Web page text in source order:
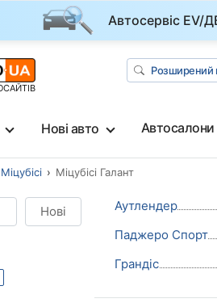
Автосервіс EV/
Розширений
Нові авто Автосалони
Міцубісі Міцубісі Галант
Нові Аутлендер
Паджеро Спорт
Грандіс